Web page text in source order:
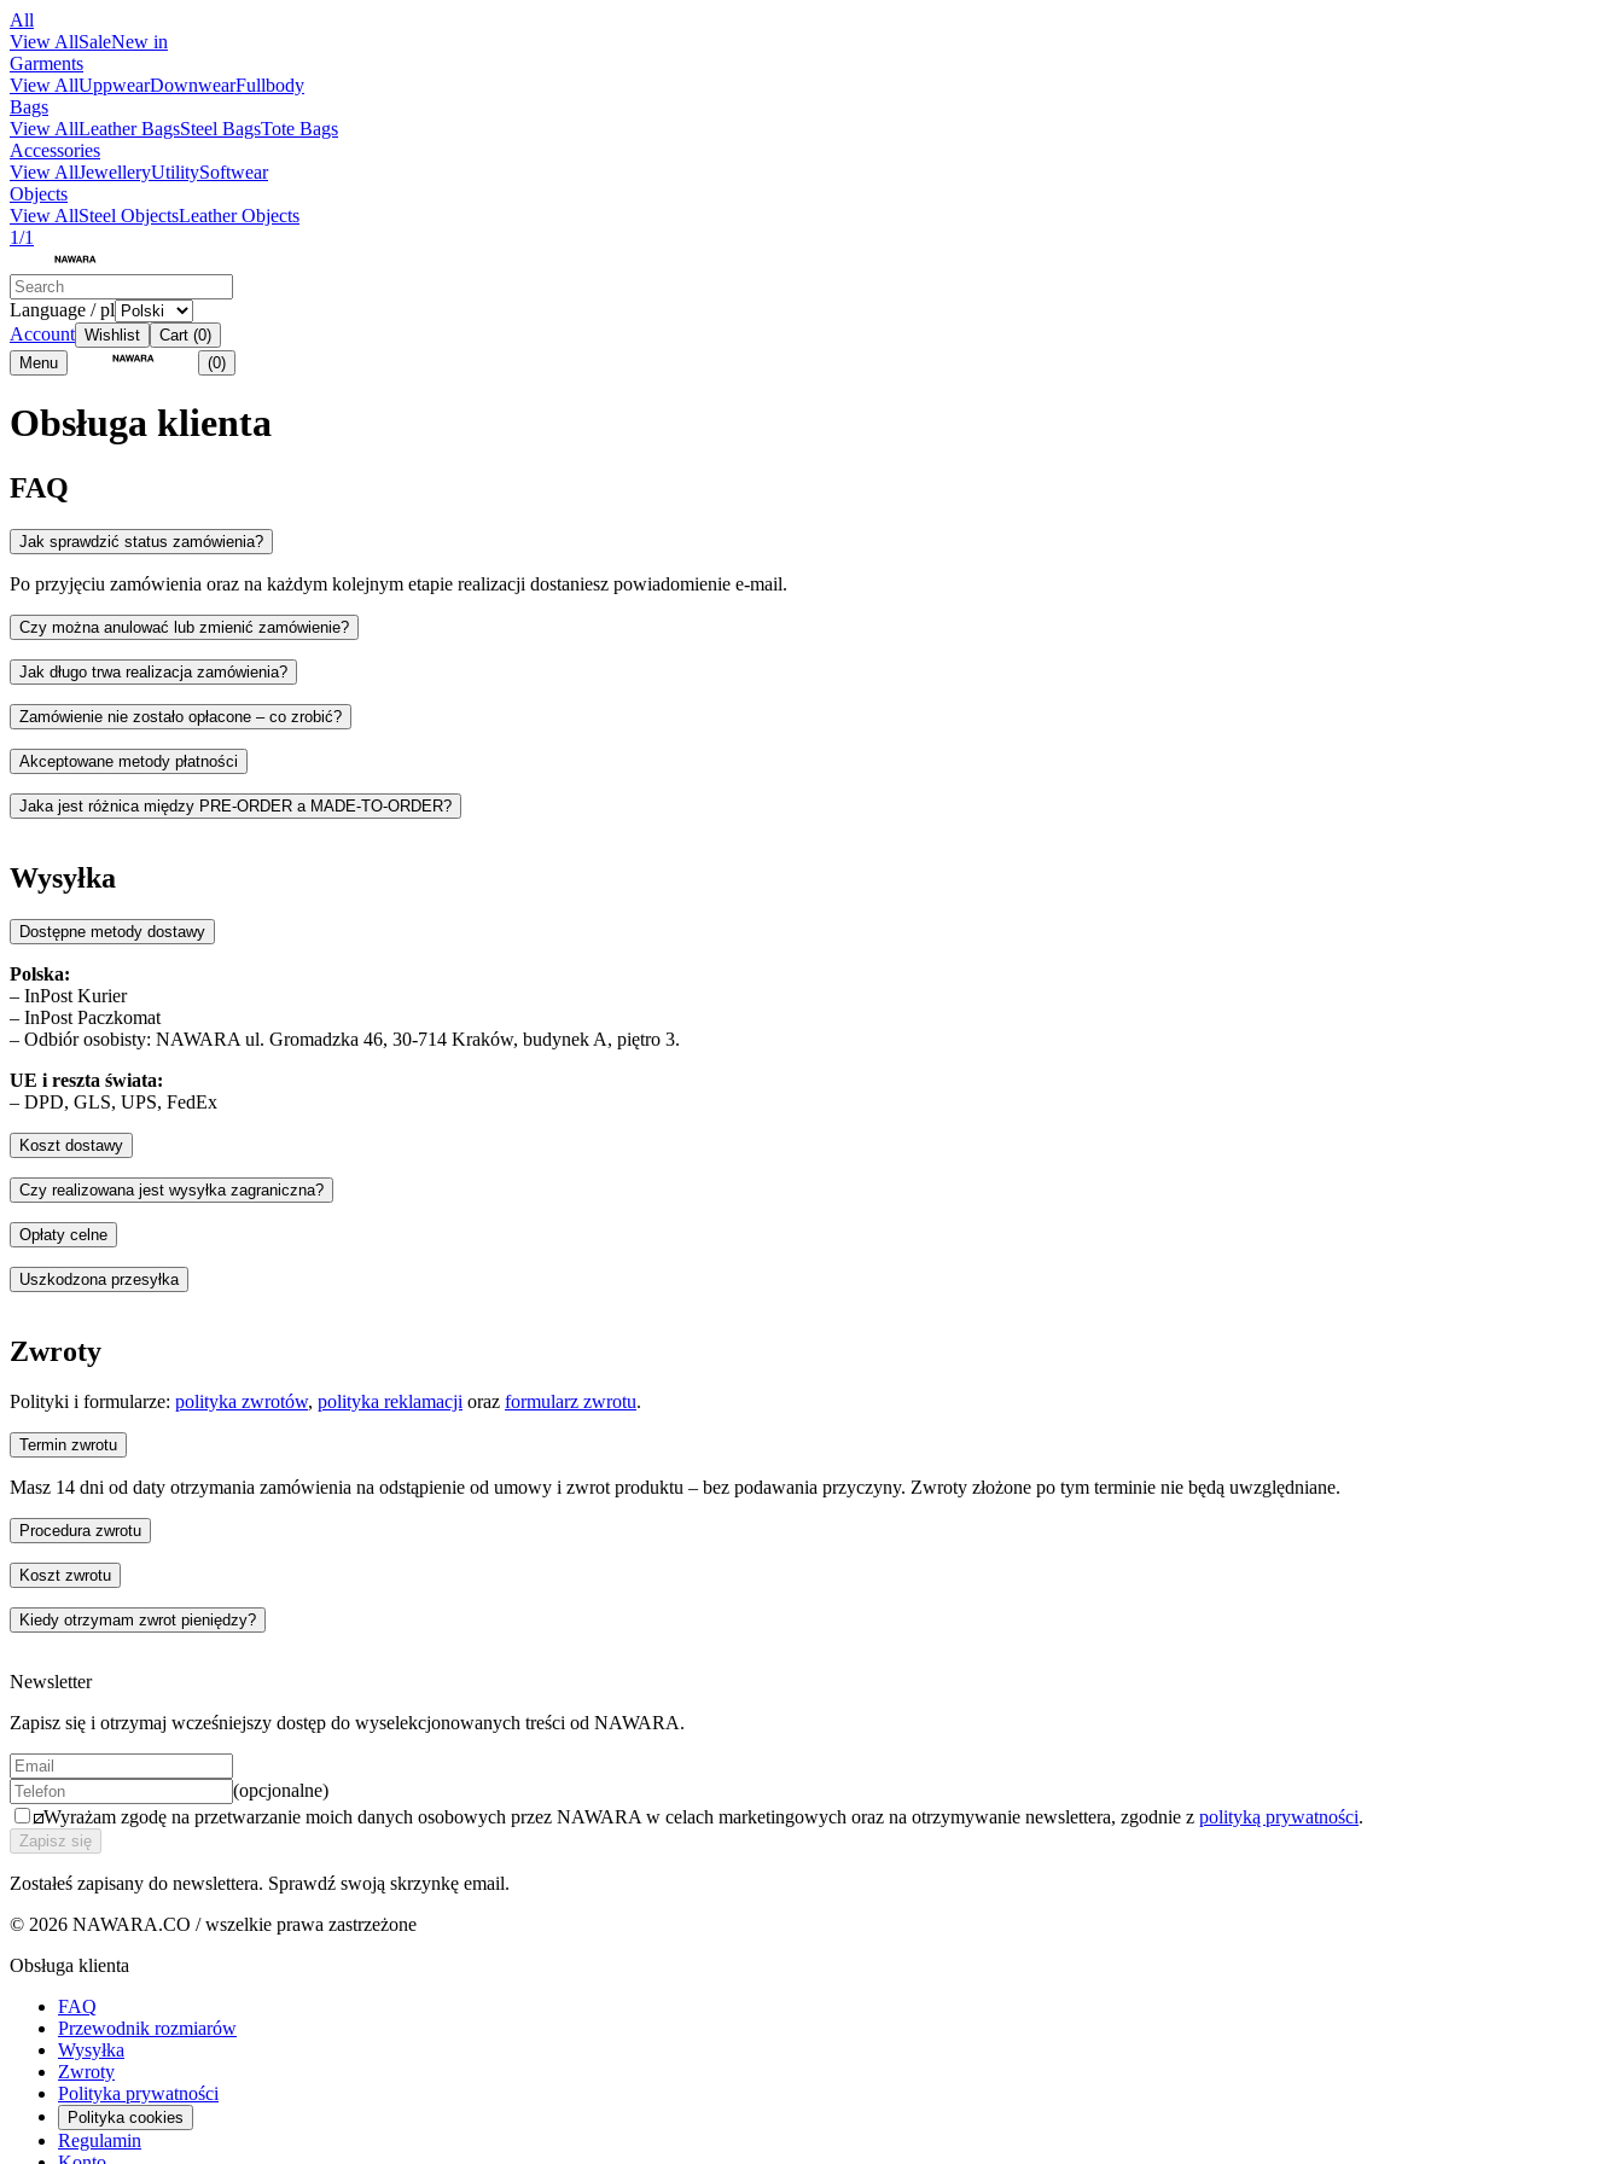
All
View AllSaleNew in
Garments
View AllUppwearDownwearFullbody
Bags
View AllLeather BagsSteel BagsTote Bags
Accessories
View AllJewelleryUtilitySoftwear
Objects
View AllSteel ObjectsLeather Objects
1/1
Language / pl
Account Wishlist Cart (0)
Menu
(0)
Obsługa klienta
FAQ
Jak sprawdzić status zamówienia?
Po przyjęciu zamówienia oraz na każdym kolejnym etapie realizacji dostaniesz powiadomienie e-mail.
Czy można anulować lub zmienić zamówienie?
Jak długo trwa realizacja zamówienia?
Zamówienie nie zostało opłacone – co zrobić?
Akceptowane metody płatności
Jaka jest różnica między PRE-ORDER a MADE-TO-ORDER?
i rzemieślniczą precyzję wykonania.
W obu przypadkach szczegóły dotyczące terminów realizacji znajdziesz przy produkcie w zakładce WYSYŁKA I ZWROTY.
Wysyłka
Dostępne metody dostawy
Polska:
– InPost Kurier
– InPost Paczkomat
– Odbiór osobisty: NAWARA ul. Gromadzka 46, 30-714 Kraków, budynek A, piętro 3.
UE i reszta świata:
– DPD, GLS, UPS, FedEx
Koszt dostawy
Czy realizowana jest wysyłka zagraniczna?
Opłaty celne
Dostawy poza Unię Europejską mogą podlegać opłatom celnym i podatkom importowym zgodnie z lokalnymi przepisami. Opłaty te nie są wliczone w cenę produktu ani koszt dostawy i ponosi je kupujący.
Uszkodzona przesyłka
Zwroty
Polityki i formularze: polityka zwrotów, polityka reklamacji oraz formularz zwrotu.
Termin zwrotu
Masz 14 dni od daty otrzymania zamówienia na odstąpienie od umowy i zwrot produktu – bez podawania przyczyny. Zwroty złożone po tym terminie nie będą uwzględniane.
Procedura zwrotu
1. Wypełnij formularz dołączony do przesyłki i umieść go wewnątrz przesyłki zwrotnej.
2. Wyślij paczkę kurierem na adres: NAWARA, ul. Gromadzka 46, 30-714 Kraków.
3. Poczekaj na zwrot środków – przelew zrealizujemy w ciągu 14 dni od otrzymania przesyłki.
Koszt zwrotu
Kiedy otrzymam zwrot pieniędzy?
Newsletter
Zapisz się i otrzymaj wcześniejszy dostęp do wyselekcjonowanych treści od NAWARA.
(opcjonalne)
Wyrażam zgodę na przetwarzanie moich danych osobowych przez NAWARA w celach marketingowych oraz na otrzymywanie newslettera, zgodnie z polityką prywatności.
Zapisz się
Zostałeś zapisany do newslettera. Sprawdź swoją skrzynkę email.
© 2026 NAWARA.CO / wszelkie prawa zastrzeżone
Obsługa klienta
FAQ
Przewodnik rozmiarów
Wysyłka
Zwroty
Polityka prywatności
Polityka cookies
Regulamin